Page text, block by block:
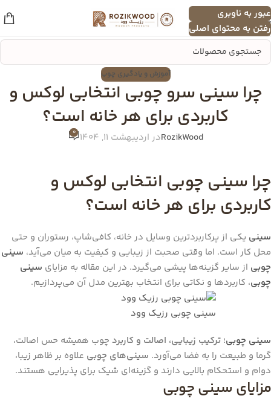
عبور به ناوبری
رفتن به محتوای اصلی
منو
آموزش و یادگیری چوب
چرا سینی سرو چوبی انتخابی لوکس و
کاربردی برای هر خانه است؟
RozikWoodدر اردیبهشت 11, 1404 0
چرا سینی چوبی انتخابی لوکس و
کاربردی برای هر خانه است؟
سینی یکی از پرکاربردترین وسایل در خانه، کافی‌شاپ، رستوران و حتی
محل کار است. اما وقتی صحبت از زیبایی و کیفیت به میان می‌آید، سینی
چوبی از سایر گزینه‌ها پیشی می‌گیرد. در این مقاله به مزایای سینی
چوبی، کاربردها و نکاتی برای انتخاب بهترین مدل آن می‌پردازیم.
سینی چوبی رزیک وود
سینی چوبی؛ ترکیب زیبایی، اصالت و کاربرد چوب همیشه حس اصالت،
گرما و طبیعت را به فضا می‌آورد. سینی‌های چوبی علاوه بر ظاهر زیبا،
دوام و استحکام بالایی دارند و گزینه‌ای شیک برای پذیرایی هستند.
مزایای سینی چوبی